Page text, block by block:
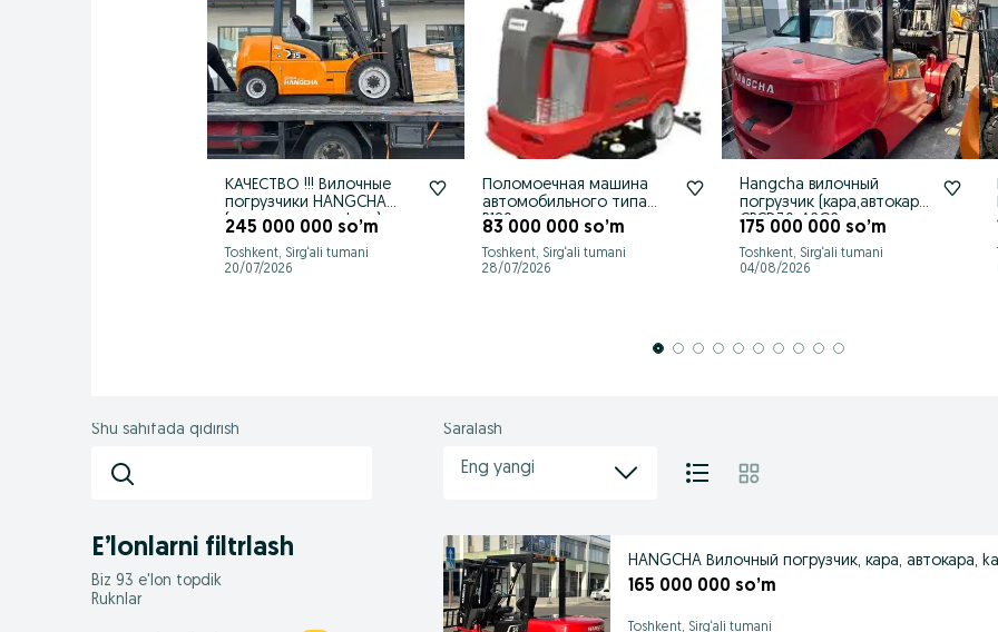
КАЧЕСТВО !!! Вилочные
погрузчики HANGCHA
(кара, автокара, kara)
245 000 000 so’m
Toshkent, Sirg‘ali tumani
20/07/2026
Поломоечная машина
автомобильного типа
R180
83 000 000 so’m
Toshkent, Sirg‘ali tumani
28/07/2026
Hangcha вилочный
погрузчик (кара,автокара)
CPCD30-A2G2
175 000 000 so’m
Toshkent, Sirg‘ali tumani
04/08/2026
Shu sahifada qidirish
E’lonlarni filtrlash
Biz 93 e'lon topdik
Ruknlar
Saralash
Eng yangi
HANGCHA Вилочный погрузчик, кара, автокара,
165 000 000 so’m
Toshkent, Sirg‘ali tumani